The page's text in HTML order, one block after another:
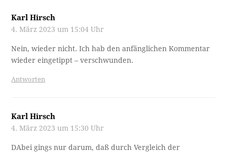
Karl Hirsch
4. März 2023 um 15:04 Uhr
Nein, wieder nicht. Ich hab den anfänglichen Kommentar
wieder eingetippt – verschwunden.
Antworten
Karl Hirsch
4. März 2023 um 15:30 Uhr
DAbei gings nur darum, daß durch Vergleich der